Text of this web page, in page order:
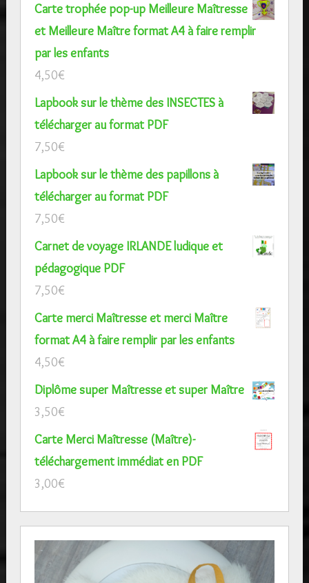
Carte trophée pop-up Meilleure Maîtresse
et Meilleure Maître format A4 à faire remplir
par les enfants
4,50€
Lapbook sur le thème des INSECTES à
télécharger au format PDF
7,50€
Lapbook sur le thème des papillons à
télécharger au format PDF
7,50€
Carnet de voyage IRLANDE ludique et
pédagogique PDF
7,50€
Carte merci Maîtresse et merci Maître
format A4 à faire remplir par les enfants
4,50€
Diplôme super Maîtresse et super Maître
3,50€
Carte Merci Maîtresse (Maître)-
téléchargement immédiat en PDF
3,00€